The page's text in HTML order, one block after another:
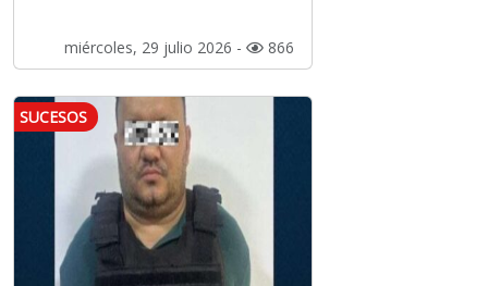
miércoles, 29 julio 2026 - 866
SUCESOS